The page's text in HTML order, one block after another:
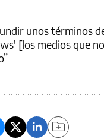
unos términos
[los medios que